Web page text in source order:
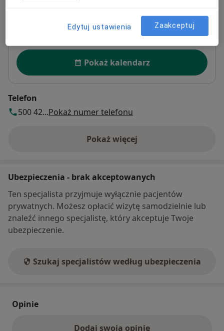
Powiększ mapęotwiera się w nowej karcie
Dostępność
Pokaż kalendarz
Telefon
500 42...Pokaż numer telefonu
Pokaż więcej
o adresie
Ubezpieczenia - brak akceptowanych
Ten specjalista przyjmuje wyłącznie pacjentów
prywatnych. Możesz opłacić wizytę samodzielnie lub
znaleźć innego specjalistę, który akceptuje Twoje
ubezpieczenie.
Szukaj specjalistów według ubezpieczenia
Opinie
Dodaj swoją opinię
Edytuj ustawienia Zaakceptuj